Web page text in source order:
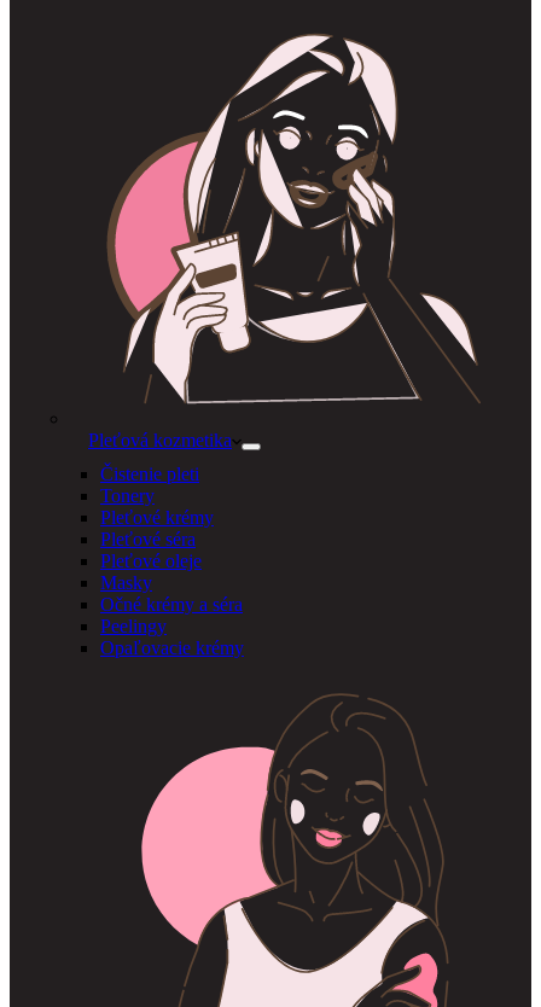
Pleťová kozmetika
Čistenie pleti
Tonery
Pleťové krémy
Pleťové séra
Pleťové oleje
Masky
Očné krémy a séra
Peelingy
Opaľovacie krémy